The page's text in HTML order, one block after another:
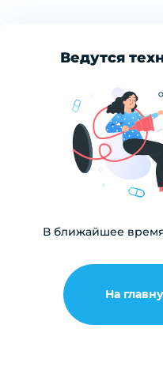
Ведутся
В ближайшее время
На